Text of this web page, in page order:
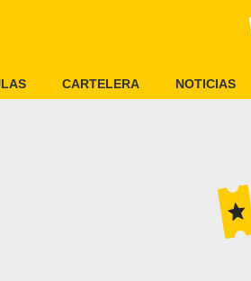
CARTELERA NOTICIAS